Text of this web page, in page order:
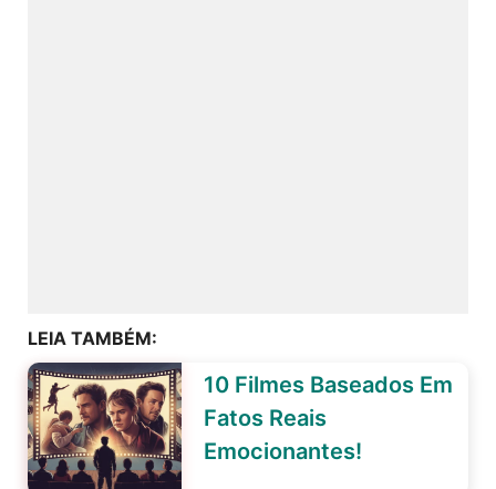
LEIA TAMBÉM:
10 Filmes Baseados Em
Fatos Reais
Emocionantes!